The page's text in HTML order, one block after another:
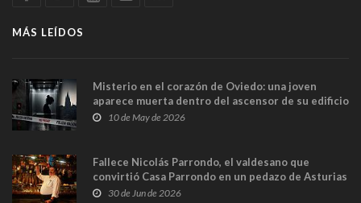
MÁS LEÍDOS
Misterio en el corazón de Oviedo: una joven
aparece muerta dentro del ascensor de su edificio
y las cámaras captan sus últimos minutos
10 de May de 2026
Fallece Nicolás Parrondo, el valdesano que
convirtió Casa Parrondo en un pedazo de Asturias
en Madrid
30 de Jun de 2026